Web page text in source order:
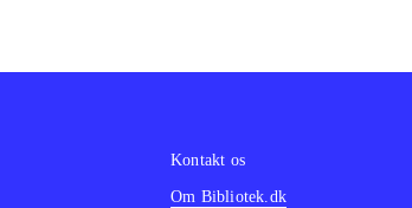
Kontakt os
Om Bibliotek.dk